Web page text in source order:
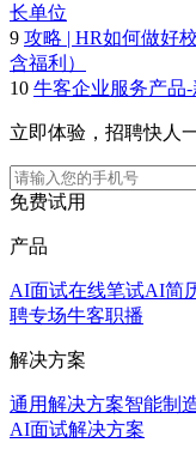
长单位
9 攻略 | HR如何做好
含福利）
10 牛客企业服务产品
立即体验，招聘快人
免费试用
产品
AI面试在线笔试AI简
聘专场牛客职播
解决方案
通用解决方案智能制
AI面试解决方案